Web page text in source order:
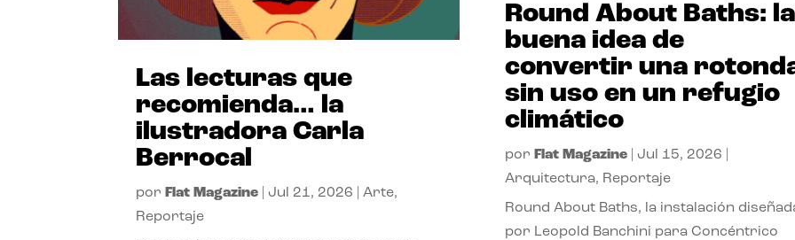
Las lecturas que
recomienda… la
ilustradora Carla
Berrocal
por Flat Magazine Jul 21, 2026 |Arte,
Reportaje
Round About Baths: la
buena idea de
convertir una
sin uso en un refugio
climático
por Flat Magazine| Jul 15, 2026
Arquitectura, Reportaje
Round About Baths, la instalación
por Leopold Banchini para Concéntrico